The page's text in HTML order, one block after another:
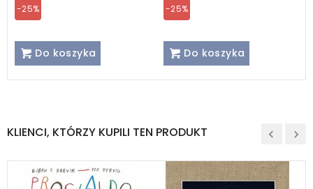
-25%
Do koszyka
-25%
Do koszyka
KLIENCI, KTÓRZY KUPILI TEN PRODUKT